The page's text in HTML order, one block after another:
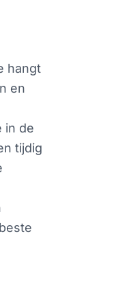
hangt
en
in de
tijdig